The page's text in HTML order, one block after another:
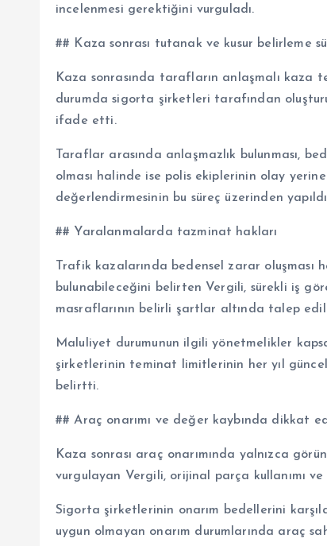
incelenmesi gerektiğini vurguladı.
## Kaza sonrası tutanak ve kusur belirleme
Kaza sonrasında tarafların anlaşmalı kaza
durumda sigorta şirketleri tarafından
ifade etti.
Taraflar arasında anlaşmazlık bulunması,
olması halinde ise polis ekiplerinin olay
değerlendirmesinin bu süreç üzerinden
## Yaralanmalarda tazminat hakları
Trafik kazalarında bedensel zarar
bulunabileceğini belirten Vergili, sürekli iş
masraflarının belirli şartlar altında talep
Maluliyet durumunun ilgili yönetmelikler
şirketlerinin teminat limitlerinin her yıl
belirtti.
## Araç onarımı ve değer kaybında dikkat
Kaza sonrası araç onarımında yalnızca
vurgulayan Vergili, orijinal parça kullanımı
Sigorta şirketlerinin onarım bedellerini
uygun olmayan onarım durumlarında araç